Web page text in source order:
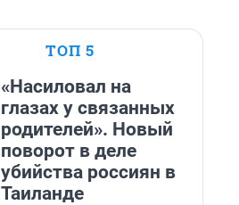
ТОП 5
«Насиловал на
глазах у связанных
родителей». Новый
поворот в деле
убийства россиян в
Таиланде